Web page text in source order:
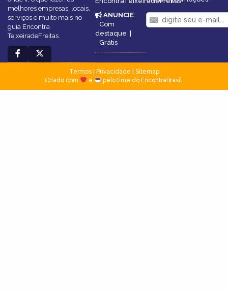
melhores empresas, locais,
serviços e muito mais no
guia Encontra
TeixeiradeFreitas.
ANUNCIE:
Com
destaque |
Grátis
Termos| Privacidade
Sitemap
Criado com
e pelo time do EncontraBrasil